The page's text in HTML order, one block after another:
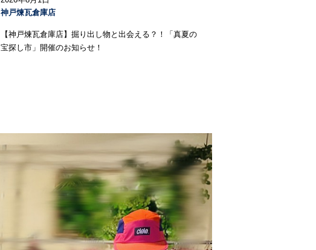
神戸煉瓦倉庫店
【神戸煉瓦倉庫店】掘り出し物と出会える？！「真夏の
宝探し市」開催のお知らせ！